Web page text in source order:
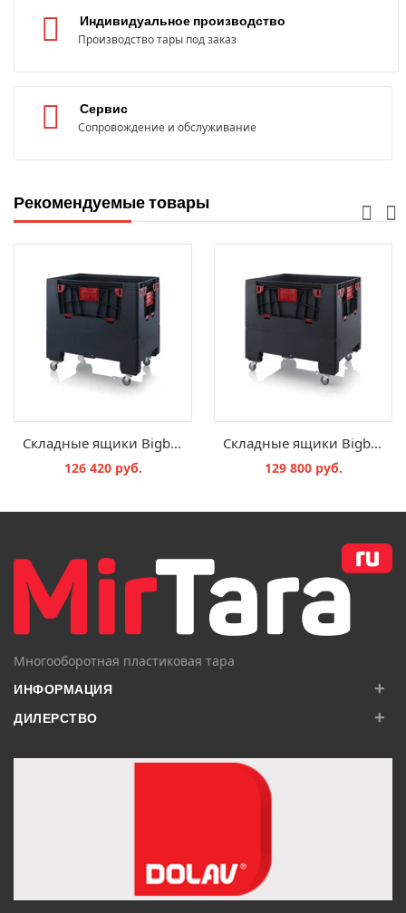
Индивидуальное производство
Производство тары под заказ
Сервис
Сопровождение и обслуживание
Рекомендуемые товары
Складные ящики Bigbox с ESD-защитой с четырьмя откидывающимися стенками ESD KLK 1208R
126 420 руб.
Складные ящики Bigbox с ESD-защитой с четырьмя откидывающимися стенками ESD KLK 1210R
129 800 руб.
Многооборотная пластиковая тара
ИНФОРМАЦИЯ +
ДИЛЕРСТВО +